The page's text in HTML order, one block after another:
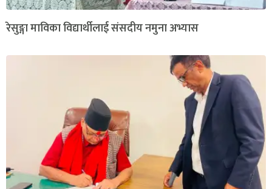
रेसुङ्गा माविका विद्यार्थीलाई संसदीय नमुना अभ्यास